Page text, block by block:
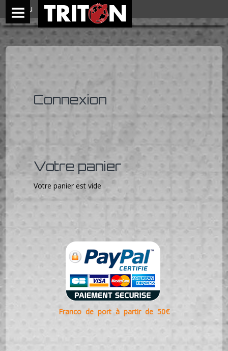
Connexion
Votre panier
Votre panier est vide
Franco de port à partir de 50€
Menu